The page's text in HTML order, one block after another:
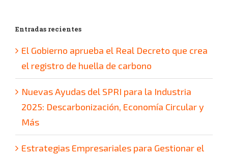
Entradas recientes
El Gobierno aprueba el Real Decreto que crea
el registro de huella de carbono
Nuevas Ayudas del SPRI para la Industria
2025: Descarbonización, Economía Circular y
Más
Estrategias Empresariales para Gestionar el